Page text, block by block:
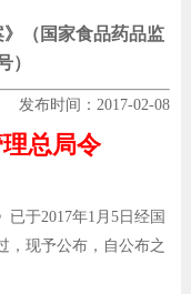
》（国家食品药品监
）
发布时间：2017-02-08
总局令
于2017年1月5日经国
，现予公布，自公布之